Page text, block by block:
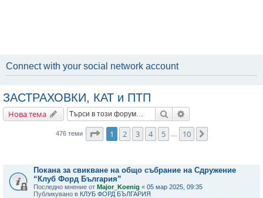
Connect with your social network account
ЗАСТРАХОВКИ, КАТ и ПТП
Нова тема Търсене
476 теми Страница1 от
1 2 3 4 5 10
Покана за свикване на общо събрание на Сдружение
“Клуб Форд България”
Последно мнение от Major_Koenig « 05 мар 2025, 09:35
Публикувано в КЛУБ ФОРД БЪЛГАРИЯ